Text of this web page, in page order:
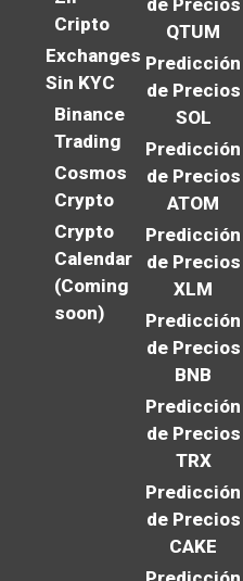
Cripto
Exchanges
Sin KYC
Binance
Trading
Cosmos
Crypto
Crypto
Calendar
(Coming
soon)
QTUM
Predicción
de Precios
SOL
Predicción
de Precios
ATOM
Predicción
de Precios
XLM
Predicción
de Precios
BNB
Predicción
de Precios
TRX
Predicción
de Precios
CAKE